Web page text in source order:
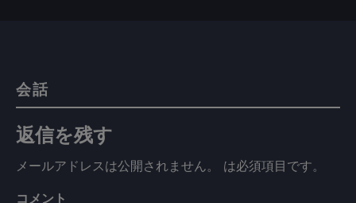
会話
返信を残す
メールアドレスは公開されません。 は必須項目です。
コメント